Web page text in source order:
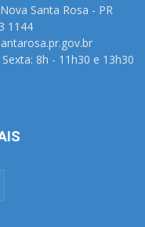
Santa Rosa - PR
1144
8h - 11h30 e 13h30